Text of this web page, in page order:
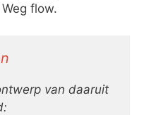
flow.
van daaruit